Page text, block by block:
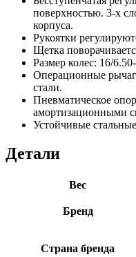
поверхностью. 3-х
корпуса.
Рукоятки
Щетка
Размер колес: 16/
Операционные
стали.
Пневматическое
амортизационными
Устойчивые
Детали
Вес
Бренд
Страна бренда